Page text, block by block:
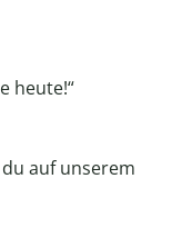
heute!“
auf unserem